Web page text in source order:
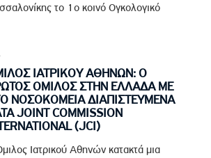
το 1ο κοινό Ογκολογικό
ΙΑΤΡΙΚΟΥ ΑΘΗΝΩΝ: Ο
ΟΜΙΛΟΣ ΣΤΗΝ ΕΛΛΑΔΑ ΜΕ
ΝΟΣΟΚΟΜΕΙΑ ΔΙΑΠΙΣΤΕΥΜΕΝΑ
JOINT COMMISSION
(JCI)
Ιατρικού Αθηνών κατακτά μια